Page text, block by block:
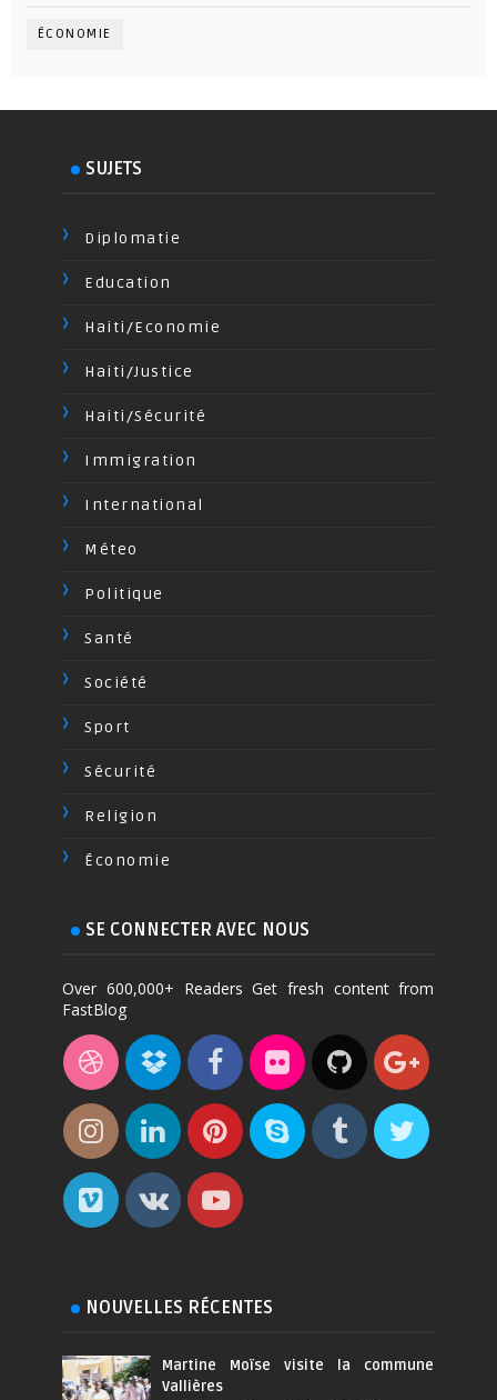
ÉCONOMIE
SUJETS
Diplomatie
Education
Haiti/Economie
Haiti/Justice
Haiti/Sécurité
Immigration
International
Méteo
Politique
Santé
Société
Sport
Sécurité
Religion
Économie
SE CONNECTER AVEC NOUS
Over 600,000+ Readers Get fresh content from
FastBlog
NOUVELLES RÉCENTES
Martine Moïse visite la commune
Vallières